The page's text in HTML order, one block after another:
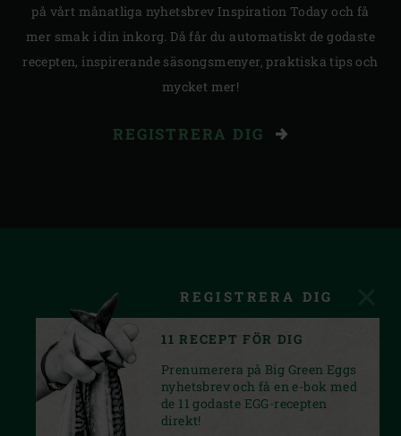
på vårt månatliga nyhetsbrev Inspiration Today och få
mer smak i din inkorg. Då får du automatiskt de godaste
recepten, inspirerande säsongsmenyer, praktiska tips och
mycket mer!
REGISTRERA DIG
REGISTRERA DIG
11 RECEPT FÖR DIG
Prenumerera på Big Green Eggs
nyhetsbrev och få en e-bok med
de 11 godaste EGG-recepten
direkt!